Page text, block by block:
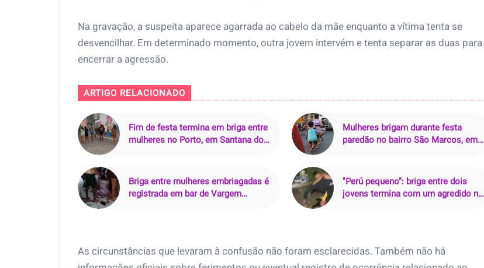
Na gravação, a suspeita aparece agarrada ao cabelo da mãe enquanto a vítima tenta se
desvencilhar. Em determinado momento, outra jovem intervém e tenta separar as duas para
encerrar a agressão.
ARTIGO RELACIONADO
Fim de festa termina em briga entre
mulheres no Porto, em Santana do
Mulheres brigam durante festa
paredão no bairro São Marcos, em
Briga entre mulheres embriagadas é
registrada em bar de Vargem
"Perú pequeno": briga entre dois
jovens termina com um agredido no
As circunstâncias que levaram à confusão não foram esclarecidas. Também não há